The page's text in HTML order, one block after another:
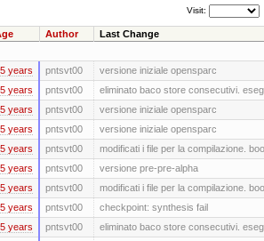
Visit:
Author Last Change
years pntsvt00
versione iniziale opensparc
years
pntsvt00
eliminato baco store consecutivi.
years
pntsvt00
versione iniziale opensparc
years
pntsvt00
versione iniziale opensparc
years
pntsvt00
modificati i file per la compilazione.
years
pntsvt00
versione pre-pre-alpha
years
pntsvt00
modificati i file per la compilazione.
years
pntsvt00
checkpoint: synthesis fail
years
pntsvt00 eliminato baco store consecutivi.